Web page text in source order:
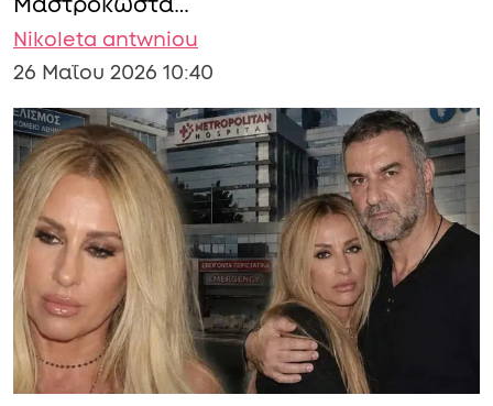
Μαστροκώστα…
Nikoleta antwniou
26 Μαΐου 2026 10:40